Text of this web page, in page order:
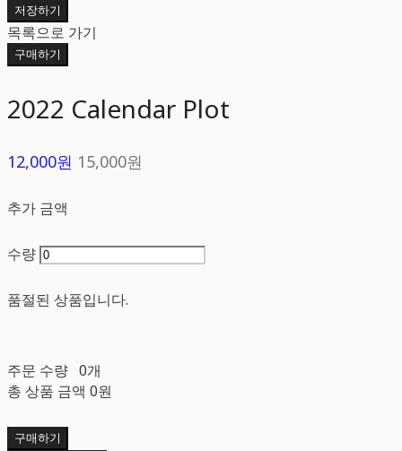
저장하기
목록으로 가기
구매하기
2022 Calendar Plot
12,000원 15,000원
추가 금액
수량
품절된 상품입니다.
주문 수량 0개
총 상품 금액 0원
구매하기